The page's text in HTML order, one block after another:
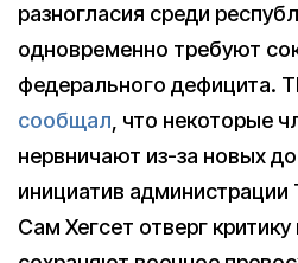
разногласия среди
одновременно требуют
федерального дефицита.
сообщал, что некоторые
нервничают из-за новых
инициатив администрации
Сам Хегсет отверг